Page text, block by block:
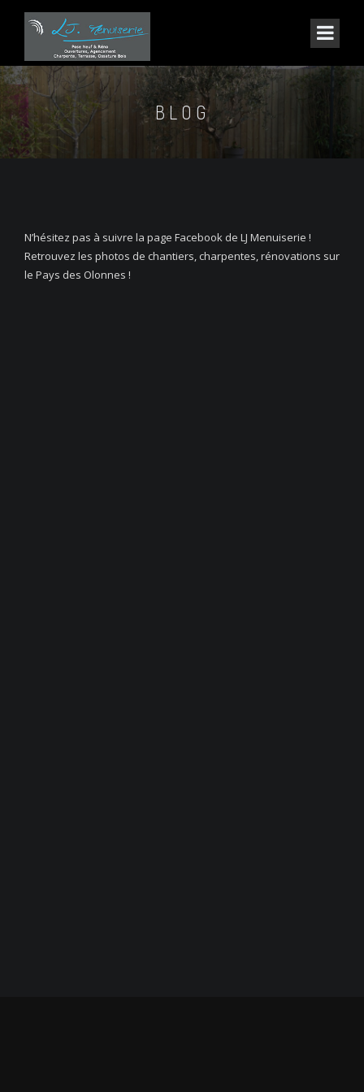
BLOG
N’hésitez pas à suivre la page Facebook de LJ Menuiserie !
Retrouvez les photos de chantiers, charpentes, rénovations sur
le Pays des Olonnes !